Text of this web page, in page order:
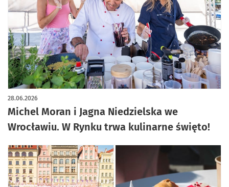
Michel Moran i Jagna Niedzielska we
Wrocławiu. W Rynku trwa kulinarne święto!
28.06.2026
artykuł z galerią zdjęć